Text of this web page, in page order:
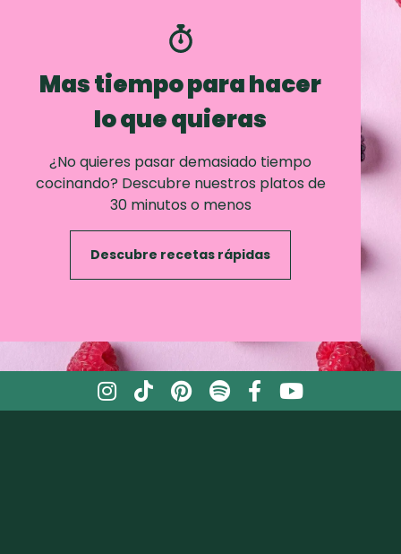
Mas tiempo para hacer
lo que quieras
¿No quieres pasar demasiado tiempo
cocinando? Descubre nuestros platos de
30 minutos o menos
Descubre recetas rápidas